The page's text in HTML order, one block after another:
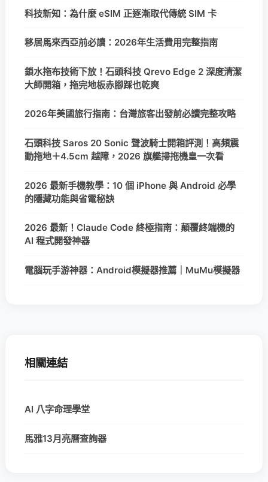
科技新知：為什麼 eSIM 正逐漸取代傳統 SIM 卡
移居馬來西亞前必讀：2026年生活費用完整指南
鎖水拖布技術下放！石頭科技 Qrevo Edge 2 深度清潔
大師開箱，拖完地板赤腳踩也乾爽
2026年美國旅行指南：台灣旅客出發前必讀完整攻略
石頭科技 Saros 20 Sonic 聲波騎士開箱評測！高頻震
動拖地＋4.5cm 越障，2026 旗艦掃拖機皇一次看
2026 最新手機教學：10 個 iPhone 與 Android 必學
的隱藏功能與省電秘訣
2026 最新！Claude Code 終極指南：顛覆終端機的
AI 程式開發神器
電腦玩手游神器：Android模擬器推薦｜MuMu模擬器
相關連結
AI 八字命理學堂
馬雅13月亮曆查詢器